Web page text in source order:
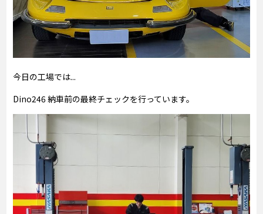
今日の工場では...
Dino246 納車前の最終チェックを行っています。